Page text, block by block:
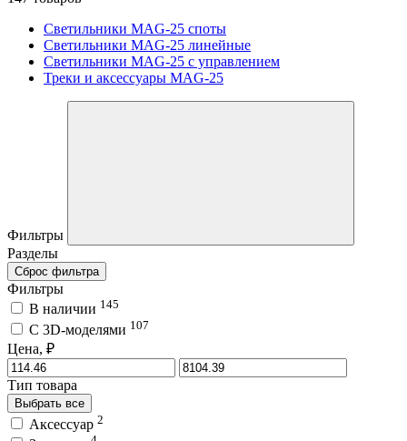
Светильники MAG-25 споты
Светильники MAG-25 линейные
Светильники MAG-25 с управлением
Треки и аксессуары MAG-25
Фильтры
Разделы
Сброс фильтра
Фильтры
В наличии 145
C 3D-моделями 107
Цена, ₽
Тип товара
Выбрать все
Аксессуар 2